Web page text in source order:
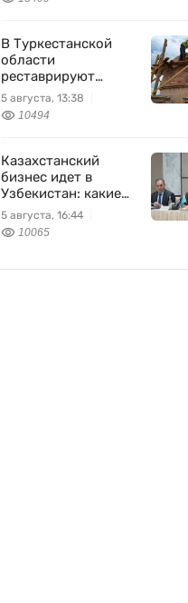
В Туркестанской
области
реставрируют
мавзолей Узбекали
Джанибекова
5 августа, 13:38
10494
Казахстанский
бизнес идет в
Узбекистан: какие
проекты готовят
5 августа, 16:44
10065